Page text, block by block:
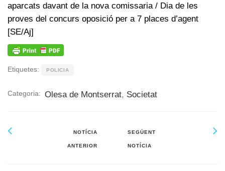
aparcats davant de la nova comissaria / Dia de les
proves del concurs oposició per a 7 places d’agent
[SE/Aj]
Etiquetes: POLICIA
Categoria: Olesa de Montserrat, Societat
NOTÍCIA
ANTERIOR
SEGÜENT
NOTÍCIA